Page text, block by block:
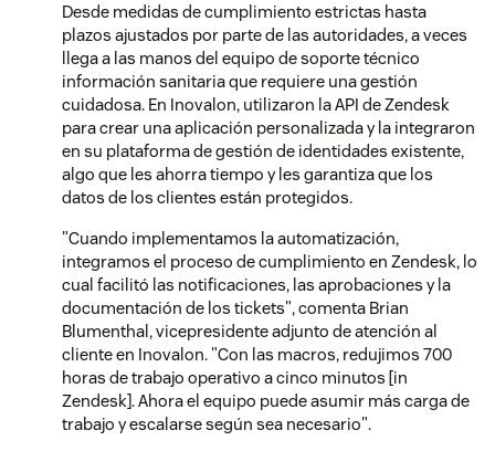
Desde medidas de cumplimiento estrictas hasta
plazos ajustados por parte de las autoridades, a veces
llega a las manos del equipo de soporte técnico
información sanitaria que requiere una gestión
cuidadosa. En Inovalon, utilizaron la API de Zendesk
para crear una aplicación personalizada y la integraron
en su plataforma de gestión de identidades existente,
algo que les ahorra tiempo y les garantiza que los
datos de los clientes están protegidos.
"Cuando implementamos la automatización,
integramos el proceso de cumplimiento en Zendesk, lo
cual facilitó las notificaciones, las aprobaciones y la
documentación de los tickets", comenta Brian
Blumenthal, vicepresidente adjunto de atención al
cliente en Inovalon. "Con las macros, redujimos 700
horas de trabajo operativo a cinco minutos [in
Zendesk]. Ahora el equipo puede asumir más carga de
trabajo y escalarse según sea necesario".